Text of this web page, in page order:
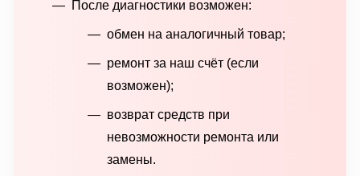
После диагностики возможен:
обмен на аналогичный товар;
ремонт за наш счёт (если
возможен);
возврат средств при
невозможности ремонта или
замены.